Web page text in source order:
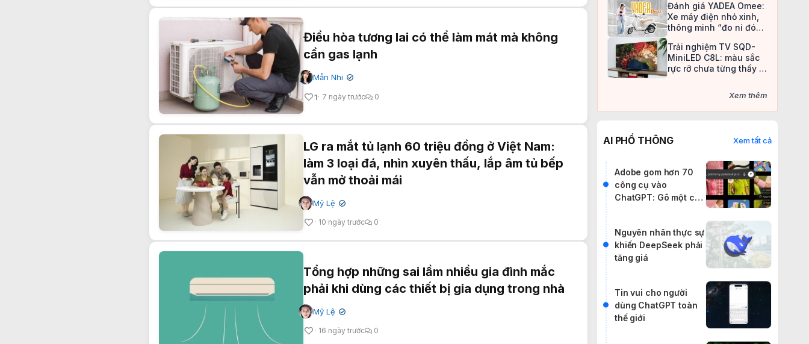
Điều hòa tương lai có thể làm mát mà không
cần gas lạnh
Mẫn Nhi ✔
1 7 ngày trước 0
LG ra mắt tủ lạnh 60 triệu đồng ở Việt Nam:
làm 3 loại đá, nhìn xuyên thấu, lắp âm tủ bếp
vẫn mở thoải mái
Mỹ Lệ ✔
10 ngày trước 0
Tổng hợp những sai lầm nhiều gia đình mắc
phải khi dùng các thiết bị gia dụng trong nhà
Mỹ Lệ ✔
16 ngày trước 0
Đánh giá YADEA Omee:
Xe máy điện nhỏ xinh,
thông minh “đo ni đóng
Trải nghiệm TV SQD-
MiniLED C8L: màu sắc
rực rỡ chưa từng thấy ở
Xem thêm
AI PHỔ THÔNG Xem tất cả
Adobe gom hơn 70
công cụ vào
ChatGPT: Gõ một câu
Premiere
Nguyên nhân thực sự
khiến DeepSeek phải
tăng giá
Tin vui cho người
dùng ChatGPT toàn
thế giới